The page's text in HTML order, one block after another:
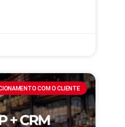
COM O CLIENTE